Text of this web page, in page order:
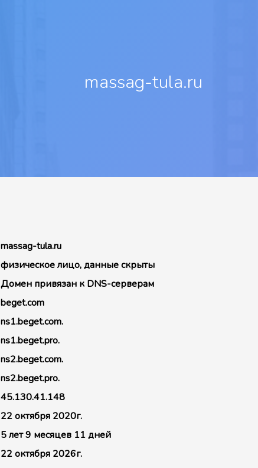
massag-tula.ru
massag-tula.ru
физическое лицо, данные скрыты
Домен привязан к DNS-серверам
beget.com
ns1.beget.com.
ns1.beget.pro.
ns2.beget.com.
ns2.beget.pro.
45.130.41.148
22 октября 2020г.
5 лет 9 месяцев 11 дней
22 октября 2026г.